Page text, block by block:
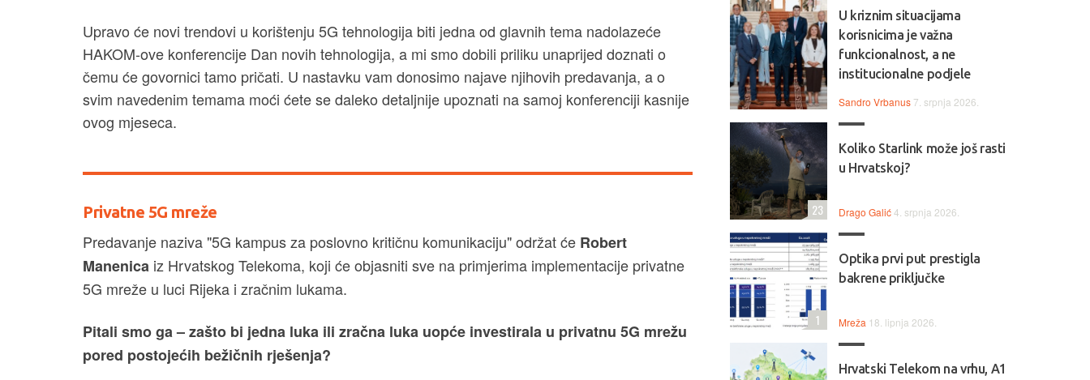
Upravo će novi trendovi u korištenju 5G tehnologija biti jedna od glavnih tema nadolazeće
HAKOM-ove konferencije Dan novih tehnologija, a mi smo dobili priliku unaprijed doznati o
čemu će govornici tamo pričati. U nastavku vam donosimo najave njihovih predavanja, a o
svim navedenim temama moći ćete se daleko detaljnije upoznati na samoj konferenciji kasnije
ovog mjeseca.
Privatne 5G mreže
Predavanje naziva "5G kampus za poslovno kritičnu komunikaciju" održat će Robert
Manenica iz Hrvatskog Telekoma, koji će objasniti sve na primjerima implementacije privatne
5G mreže u luci Rijeka i zračnim lukama.
Pitali smo ga – zašto bi jedna luka ili zračna luka uopće investirala u privatnu 5G mrežu
pored postojećih bežičnih rješenja?
U kriznim situacijama
korisnicima je važna
funkcionalnost, a ne
institucionalne podjele
Sandro Vrbanus 7. srpnja 2026.
Koliko Starlink može još rasti
u Hrvatskoj?
Drago Galić4. srpnja 2026.
23
Optika prvi put prestigla
bakrene priključke
Mreža 18. lipnja 2026.
1
Hrvatski Telekom na vrhu, A1